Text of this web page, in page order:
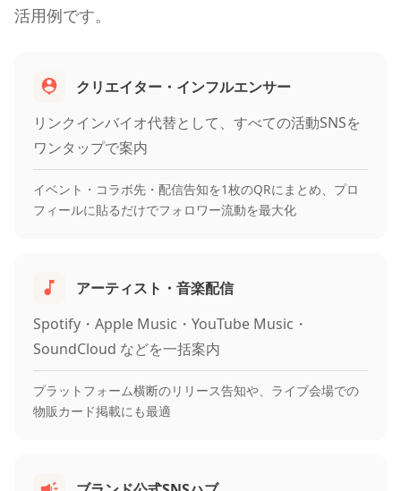
活用例です。
クリエイター・インフルエンサー
リンクインバイオ代替として、すべての活動SNSを
ワンタップで案内
イベント・コラボ先・配信告知を1枚のQRにまとめ、プロ
フィールに貼るだけでフォロワー流動を最大化
アーティスト・音楽配信
Spotify・Apple Music・YouTube Music・
SoundCloud などを一括案内
プラットフォーム横断のリリース告知や、ライブ会場での
物販カード掲載にも最適